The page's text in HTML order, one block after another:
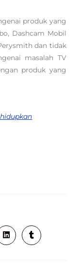
produk yang
Dashcam Mobil
dan tidak
masalah TV
produk yang